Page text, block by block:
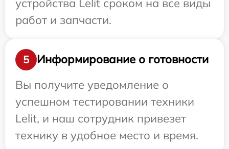
устройства Lelit сроком на все виды
работ и запчасти.
5
Информирование о готовности
Вы получите уведомление о
успешном тестировании техники
Lelit, и наш сотрудник привезет
технику в удобное место и время.